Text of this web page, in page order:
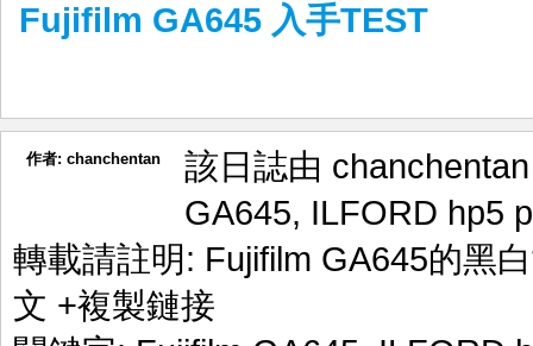
Fujifilm GA645 入手TEST
作者: chanchentan
該日誌由
GA645, ILFORD hp5
轉載請註明: Fujifilm GA645的黑
文 +複製鏈接